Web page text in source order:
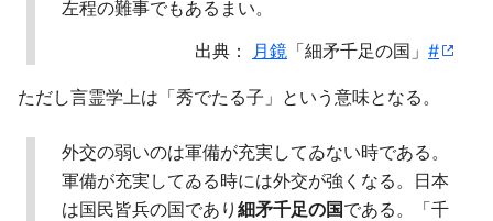
左程の難事でもあるまい。
出典：
月鏡 「細矛千足の国」 #
ただし言霊学上は「秀でたる子」という意味となる。
外交の弱いのは軍備が充実してゐない時である。
軍備が充実してゐる時には外交が強くなる。日本
は国民皆兵の国であり 細矛千足の国である。「千